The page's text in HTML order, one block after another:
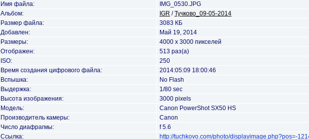
Имя файла:
IMG_0530.JPG
Альбом:
IGR /Тучково_09-05-2014
Размер файла:
3083 КБ
Добавлен:
Май 19, 2014
Размеры:
4000 x 3000 пикселей
Отображен:
513 раз(а)
ISO:
250
Время создания цифрового файла:
2014:05:09 18:00:46
Вспышка:
No Flash
Выдержка:
1/80 sec
Высота изображения:
3000 pixels
Модель:
Canon PowerShot SX50 HS
Производитель камеры:
Canon
Число диафрагмы:
f 5.6
Ссылка:
http://tuchkovo.com/photo/displayimage.php?pos=-